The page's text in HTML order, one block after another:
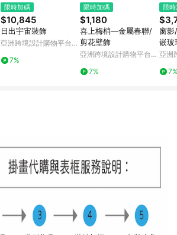
限時加碼
$10,845
日出宇宙裝飾
亞洲跨境設計購物平台
7%
限時加碼
$1,180
喜上梅梢―金屬春聯/
剪花壁飾
亞洲跨境設計購物平台
7%
限
窗
嵌玻
亞洲